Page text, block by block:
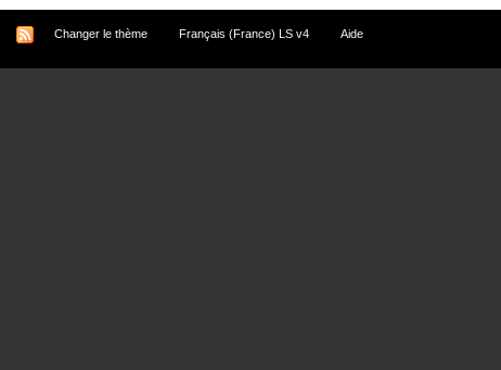
Changer le thème Français (France) LS v4 Aide